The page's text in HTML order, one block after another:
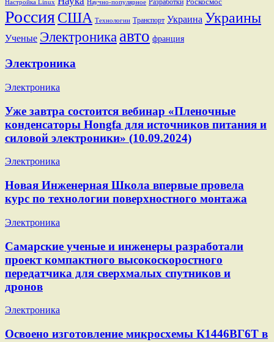
Настройка Linux Научно-популярное
РоссияСША Технологии Транспорт Украина Украины
Ученые Электроника авто франция
Электроника
Электроника
Уже завтра состоится вебинар «Пленочные
конденсаторы Hongfa для источников питания и
силовой электроники» (10.09.2024)
Электроника
Новая Инженерная Школа впервые провела
курс по технологии поверхностного монтажа
Электроника
Самарские ученые и инженеры разработали
проект компактного высокоскоростного
передатчика для сверхмалых спутников и
дронов
Электроника
Освоено изготовление микросхемы К1446ВГ6Т в